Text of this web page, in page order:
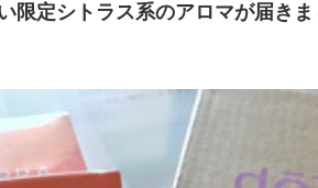
限定シトラス系のアロマが届きま